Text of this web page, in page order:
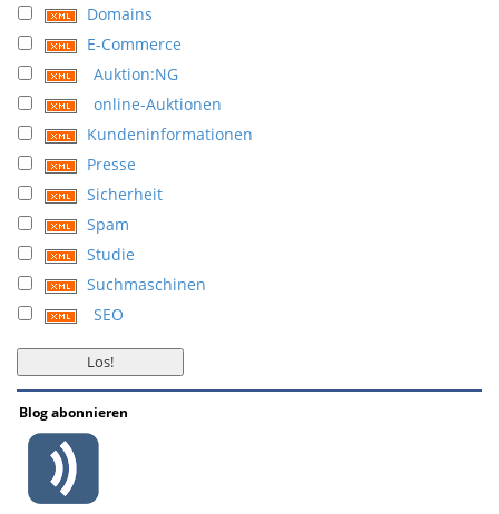
Domains
E-Commerce
Auktion:NG
online-Auktionen
Kundeninformationen
Presse
Sicherheit
Spam
Studie
Suchmaschinen
SEO
Blog abonnieren